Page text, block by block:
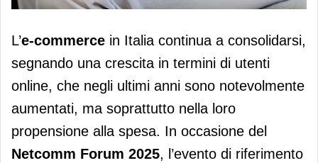
E-commerce, shopping e turismo
italiani
L’e-commerce in Italia continua a consolidarsi,
segnando una crescita in termini di utenti
online, che negli ultimi anni sono notevolmente
aumentati, ma soprattutto nella loro
propensione alla spesa. In occasione del
Netcomm Forum 2025, l’evento di riferimento